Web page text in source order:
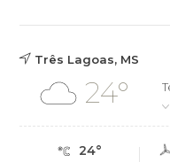
Três Lagoas, MS
24°
24°